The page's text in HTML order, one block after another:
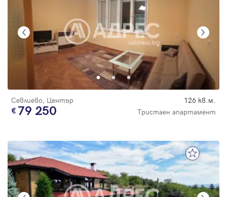
Севлиево, Център 126 кв.м.
79 250 Тристаен апартамент